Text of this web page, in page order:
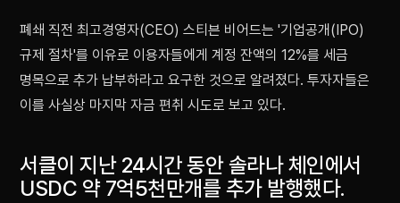
폐쇄 직전 최고경영자(CEO) 스티븐 비어드는 '기업공개(IPO)
규제 절차'를 이유로 이용자들에게 계정 잔액의 12%를 세금
명목으로 추가 납부하라고 요구한 것으로 알려졌다. 투자자들은
이를 사실상 마지막 자금 편취 시도로 보고 있다.
서클이 지난 24시간 동안 솔라나 체인에서
USDC 약 7억5천만개를 추가 발행했다.